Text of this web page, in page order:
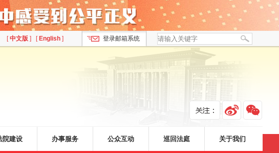
[中文版 ] [ English ] 登录邮箱系统
院建设 办事服务 公众互动 巡回法庭 关于我们